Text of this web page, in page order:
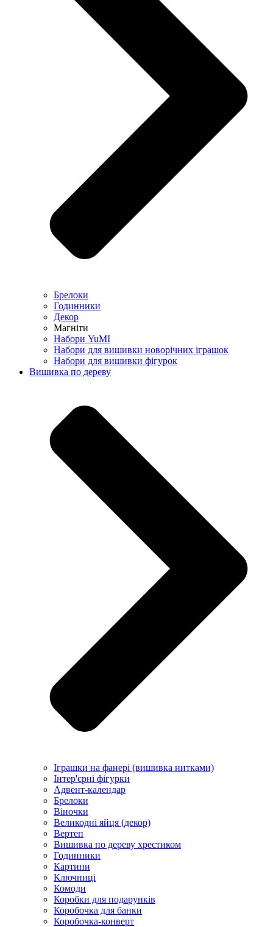
Брелоки
Годинники
Декор
Магніти
Набори YuMI
Набори для вишивки новорічних іграшок
Набори для вишивки фігурок
Вишивка по дереву
Іграшки на фанері (вишивка нитками)
Інтер'єрні фігурки
Адвент-календар
Брелоки
Віночки
Великодні яйця (декор)
Вертеп
Вишивка по дереву хрестиком
Годинники
Картини
Ключниці
Комоди
Коробки для подарунків
Коробочка для банки
Коробочка-конверт